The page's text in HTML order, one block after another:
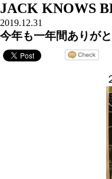
JACK KNOWS
2019.12.31
今年も一年間ありが